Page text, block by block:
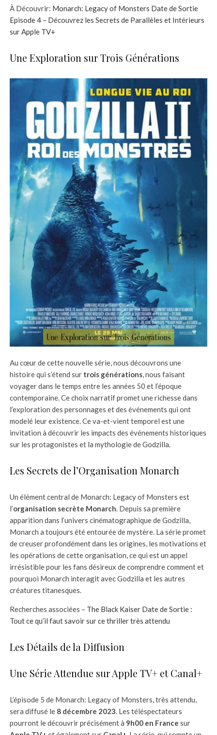
À Découvrir: Monarch: Legacy of Monsters Date de Sortie
Episode 4 – Découvrez les Secrets de Parallèles et Intérieurs
sur Apple TV+
Une Exploration sur Trois Générations
Au cœur de cette nouvelle série, nous découvrons une
histoire qui s’étend sur trois générations, nous faisant
voyager dans le temps entre les années 50 et l’époque
contemporaine. Ce choix narratif promet une richesse dans
l’exploration des personnages et des événements qui ont
modelé leur existence. Ce va-et-vient temporel est une
invitation à découvrir les impacts des événements historiques
sur les protagonistes et la mythologie de Godzilla.
Les Secrets de l’Organisation Monarch
Un élément central de Monarch: Legacy of Monsters est
l’organisation secrète Monarch. Depuis sa première
apparition dans l’univers cinématographique de Godzilla,
Monarch a toujours été entourée de mystère. La série promet
de creuser profondément dans les origines, les motivations et
les opérations de cette organisation, ce qui est un appel
irrésistible pour les fans désireux de comprendre comment et
pourquoi Monarch interagit avec Godzilla et les autres
créatures titanesques.
Recherches associées – The Black Kaiser Date de Sortie :
Tout ce qu’il faut savoir sur ce thriller très attendu
Les Détails de la Diffusion
Une Série Attendue sur Apple TV+ et Canal+
L’épisode 5 de Monarch: Legacy of Monsters, très attendu,
sera diffusé le 8 décembre 2023. Les téléspectateurs
pourront le découvrir précisément à 9h00 en France sur